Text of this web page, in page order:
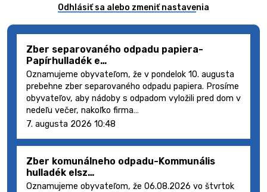
Odhlásiť sa alebo zmeniť nastavenia
Zber separovaného odpadu papiera-
Papírhulladék e…
Oznamujeme obyvateľom, že v pondelok 10. augusta
prebehne zber separovaného odpadu papiera. Prosíme
obyvateľov, aby nádoby s odpadom vyložili pred dom v
nedeľu večer, nakoľko firma…
7. augusta 2026 10:48
Zber komunálneho odpadu-Kommunális
hulladék elsz…
Oznamujeme obyvateľom, že 06.08.2026 vo štvrtok